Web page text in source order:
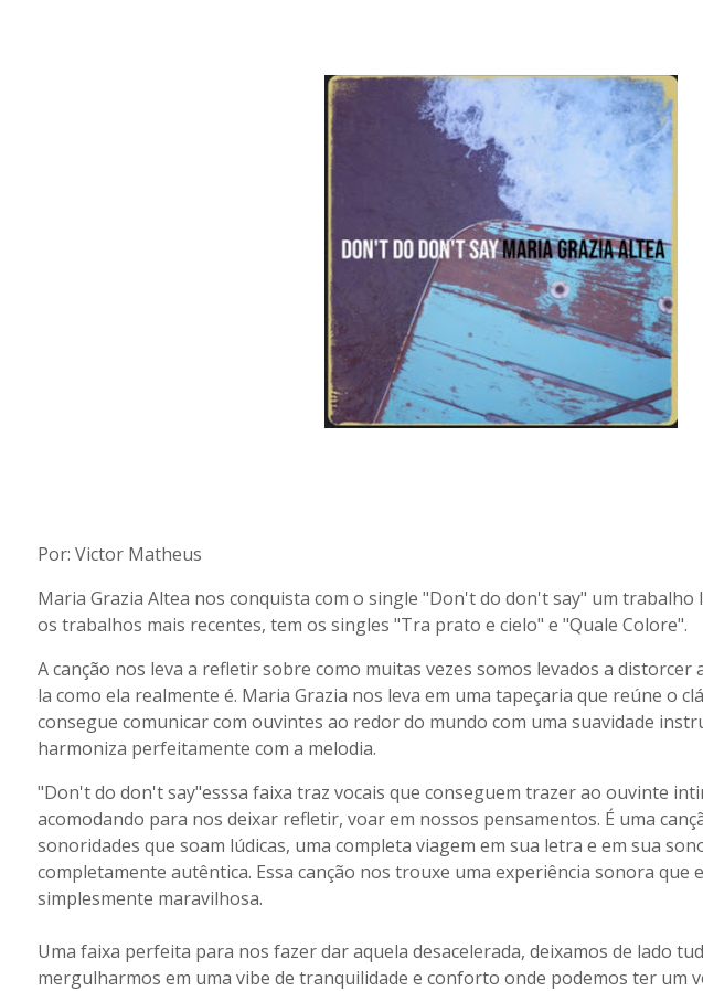
Por: Victor Matheus
Maria Grazia Altea nos conquista com o single "Don't do don't say" um trabalho
os trabalhos mais recentes, tem os singles "Tra prato e cielo" e "Quale Colore".
A canção nos leva a refletir sobre como muitas vezes somos levados a distorcer
la como ela realmente é. Maria Grazia nos leva em uma tapeçaria que reúne o
consegue comunicar com ouvintes ao redor do mundo com uma suavidade
harmoniza perfeitamente com a melodia.
"Don't do don't say"esssa faixa traz vocais que conseguem trazer ao ouvinte
acomodando para nos deixar refletir, voar em nossos pensamentos. É uma
sonoridades que soam lúdicas, uma completa viagem em sua letra e em sua
completamente autêntica. Essa canção nos trouxe uma experiência sonora que
simplesmente maravilhosa.
Uma faixa perfeita para nos fazer dar aquela desacelerada, deixamos de lado
mergulharmos em uma vibe de tranquilidade e conforto onde podemos ter um